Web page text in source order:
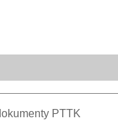
PTTK